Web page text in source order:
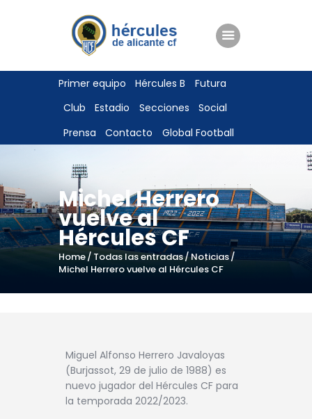
Primer equipo Hércules B
Futura
Club
Estadio Secciones
Social
Prensa
Contacto Global Football
Michel Herrero
vuelve al
Hércules CF
Home Todas las entradas Noticias
Michel Herrero vuelve al Hércules CF
ENTRADAS
TIENDA
HÉRCULESCF100
Miguel Alfonso Herrero Javaloyas
(Burjassot, 29 de julio de 1988) es
nuevo jugador del Hércules CF para
la temporada 2022/2023.